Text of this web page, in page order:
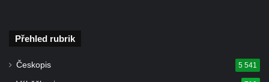
Kříž u kostela svatého Jana Křtitele v
Přehled rubrik
Českopis 5 541